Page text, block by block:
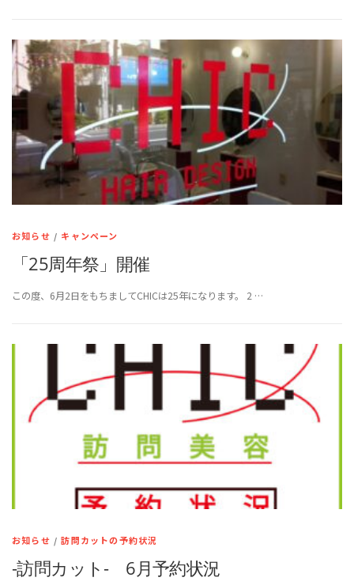
お知らせ / キャンペーン
「25周年祭」開催
この度、6月2日をもちましてCHICは25年になります。 2 …
お知らせ /訪問カットの予約状況
-訪問カット- 6月予約状況